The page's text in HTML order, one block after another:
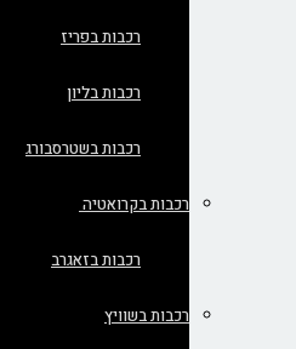
רכבות בפריז
רכבות בליון
רכבות בשטרסבורג
רכבות בקרואטיה
רכבות בזאגרב
רכבות בשוויץ